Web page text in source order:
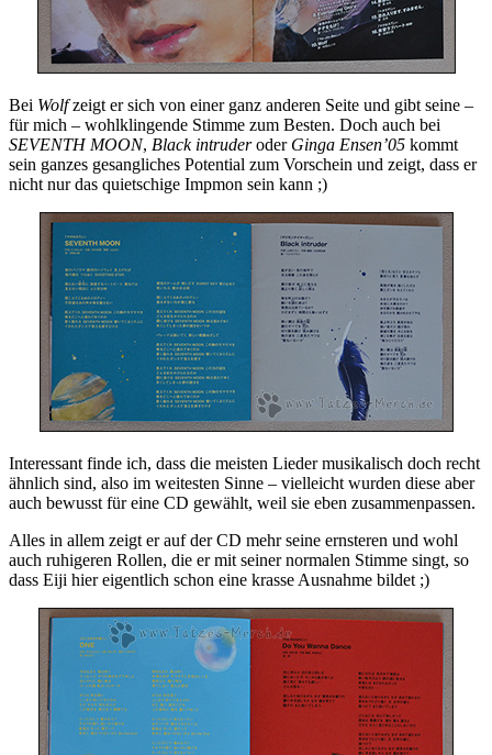
Bei Wolfzeigt er sich von einer ganz anderen Seite und gibt seine –
für mich – wohlklingende Stimme zum Besten. Doch auch bei
SEVENTH MOON, Black intruderoder Ginga Ensen’05 kommt
sein ganzes gesangliches Potential zum Vorschein und zeigt, dass er
nicht nur das quietschige Impmon sein kann ;)
Interessant finde ich, dass die meisten Lieder musikalisch doch recht
ähnlich sind, also im weitesten Sinne – vielleicht wurden diese aber
auch bewusst für eine CD gewählt, weil sie eben zusammenpassen.
Alles in allem zeigt er auf der CD mehr seine ernsteren und wohl
auch ruhigeren Rollen, die er mit seiner normalen Stimme singt, so
dass Eiji hier eigentlich schon eine krasse Ausnahme bildet ;)